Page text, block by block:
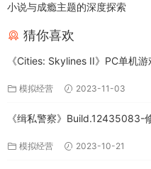
小说与成瘾主题的深度探索
猜你喜欢
《Cities: Skylines II》PC单机
模拟经营 2023-11-03
《缉私警察》Build.12435083-
模拟经营 2023-10-21